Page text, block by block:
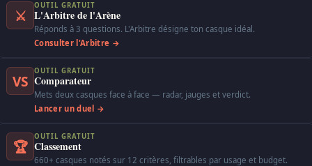
⚔
OUTIL GRATUIT
L'Arbitre de l'Arène
Réponds à 3 questions. L'Arbitre désigne ton casque idéal.
Consulter l'Arbitre →
VS
OUTIL GRATUIT
Comparateur
Mets deux casques face à face — radar, jauges et verdict.
Lancer un duel →
🏆
OUTIL GRATUIT
Classement
660+ casques notés sur 12 critères, filtrables par usage et budget.